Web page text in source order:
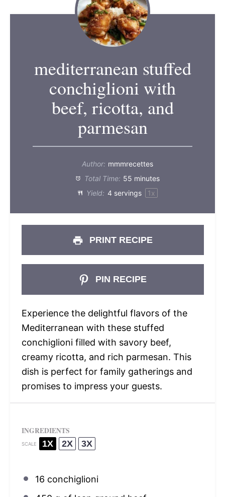
mediterranean stuffed
conchiglioni with
beef, ricotta, and
parmesan
Author: mmmrecettes
Total Time: 55 minutes
Yield: 4servings 1x
PRINT RECIPE
PIN RECIPE
Experience the delightful flavors of the
Mediterranean with these stuffed
conchiglioni filled with savory beef,
creamy ricotta, and rich parmesan. This
dish is perfect for family gatherings and
promises to impress your guests.
INGREDIENTS
SCALE 1X 2X 3X
16 conchiglioni